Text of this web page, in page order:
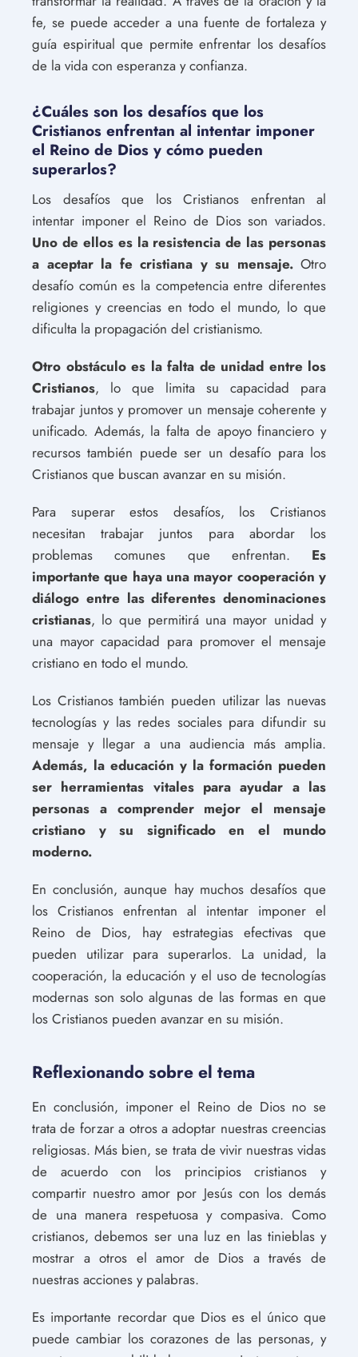
fe, se puede acceder a una fuente de fortaleza y
guía espiritual que permite enfrentar los desafíos
de la vida con esperanza y confianza.
¿Cuáles son los desafíos que los
Cristianos enfrentan al intentar imponer
el Reino de Dios y cómo pueden
superarlos?
Los desafíos que los Cristianos enfrentan al
intentar imponer el Reino de Dios son variados.
Uno de ellos es la resistencia de las personas
a aceptar la fe cristiana y su mensaje.Otro
desafío común es la competencia entre diferentes
religiones y creencias en todo el mundo, lo que
dificulta la propagación del cristianismo.
Otro obstáculo es la falta de unidad entre los
Cristianos, lo que limita su capacidad para
trabajar juntos y promover un mensaje coherente y
unificado. Además, la falta de apoyo financiero y
recursos también puede ser un desafío para los
Cristianos que buscan avanzar en su misión.
Para superar estos desafíos, los Cristianos
necesitan trabajar juntos para abordar los
problemas comunes que enfrentan. Es
importante que haya una mayor cooperación y
diálogo entre las diferentes denominaciones
cristianas, lo que permitirá una mayor unidad y
una mayor capacidad para promover el mensaje
cristiano en todo el mundo.
Los Cristianos también pueden utilizar las nuevas
tecnologías y las redes sociales para difundir su
mensaje y llegar a una audiencia más amplia.
Además, la educación y la formación pueden
ser herramientas vitales para ayudar a las
personas a comprender mejor el mensaje
cristiano y su significado en el mundo
moderno.
En conclusión, aunque hay muchos desafíos que
los Cristianos enfrentan al intentar imponer el
Reino de Dios, hay estrategias efectivas que
pueden utilizar para superarlos. La unidad, la
cooperación, la educación y el uso de tecnologías
modernas son solo algunas de las formas en que
los Cristianos pueden avanzar en su misión.
Reflexionando sobre el tema
En conclusión, imponer el Reino de Dios no se
trata de forzar a otros a adoptar nuestras creencias
religiosas. Más bien, se trata de vivir nuestras vidas
de acuerdo con los principios cristianos y
compartir nuestro amor por Jesús con los demás
de una manera respetuosa y compasiva. Como
cristianos, debemos ser una luz en las tinieblas y
mostrar a otros el amor de Dios a través de
nuestras acciones y palabras.
Es importante recordar que Dios es el único que
puede cambiar los corazones de las personas, y